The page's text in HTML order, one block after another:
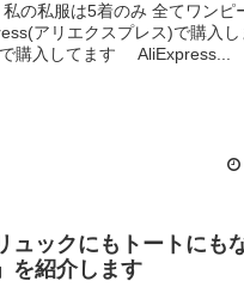
の私服は5着のみ 全てワンピ
アリエクスプレス)で購入
購入してます AliExpress...
ックにもトートにも
を紹介します